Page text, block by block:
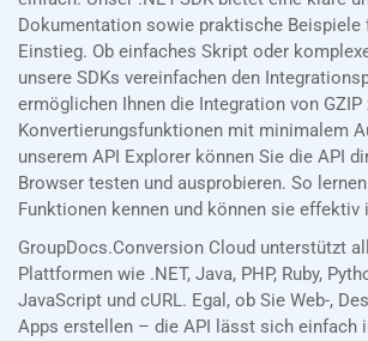
Dokumentation sowie praktische Beispiele
Einstieg. Ob einfaches Skript oder
unsere SDKs vereinfachen den
ermöglichen Ihnen die Integration von GZIP
Konvertierungsfunktionen mit minimalem
unserem API Explorer können Sie die API
Browser testen und ausprobieren. So
Funktionen kennen und können sie effektiv
GroupDocs.Conversion Cloud unterstützt
Plattformen wie .NET, Java, PHP, Ruby,
JavaScript und cURL. Egal, ob Sie Web-,
Apps erstellen – die API lässt sich einfach